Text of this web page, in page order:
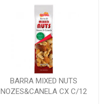
BARRA MIXED NUTS
NOZES&CANELA CX C/12